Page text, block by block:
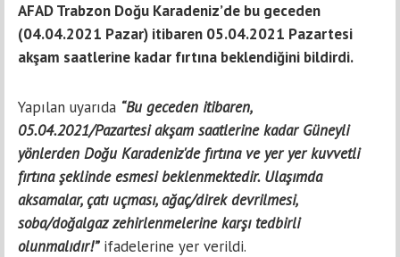
AFAD Trabzon Doğu Karadeniz’de bu geceden
(04.04.2021 Pazar) itibaren 05.04.2021 Pazartesi
akşam saatlerine kadar fırtına beklendiğini bildirdi.
Yapılan uyarıda “Bu geceden itibaren,
05.04.2021/Pazartesi akşam saatlerine kadar Güneyli
yönlerden Doğu Karadeniz'de fırtına ve yer yer kuvvetli
fırtına şeklinde esmesi beklenmektedir. Ulaşımda
aksamalar, çatı uçması, ağaç/direk devrilmesi,
soba/doğalgaz zehirlenmelerine karşı tedbirli
olunmalıdır!”ifadelerine yer verildi.